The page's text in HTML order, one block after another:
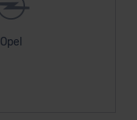
Opel